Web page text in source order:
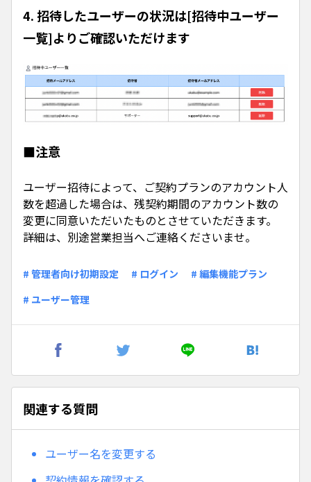
4. 招待したユーザーの状況は[招待中ユーザー
一覧]よりご確認いただけます
■注意
ユーザー招待によって、ご契約プランのアカウント人
数を超過した場合は、残契約期間のアカウント数の
変更に同意いただいたものとさせていただきます。
詳細は、別途営業担当へご連絡くださいませ。
# 管理者向け初期設定 # ログイン
# 編集機能プラン
# ユーザー管理
関連する質問
ユーザー名を変更する